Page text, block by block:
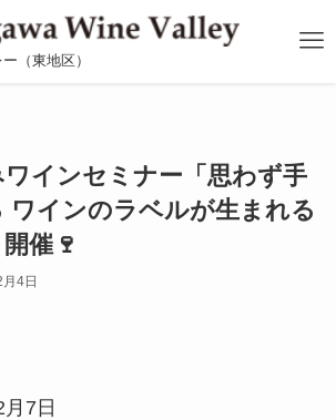
（東地区）
ワインセミナー「思わず手
ワインのラベルが生まれる
催🍷
4日
7日